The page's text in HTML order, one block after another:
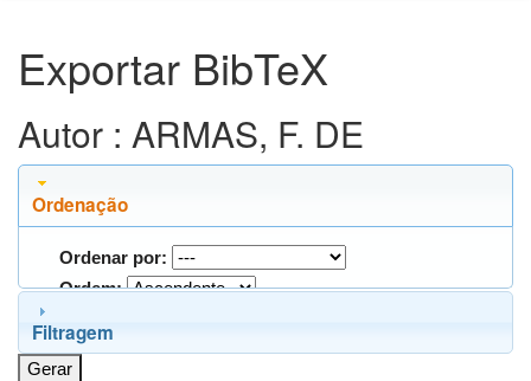
Exportar BibTeX
Autor : ARMAS, F. DE
Ordenação
Ordenar por:
Ordem:
Filtragem